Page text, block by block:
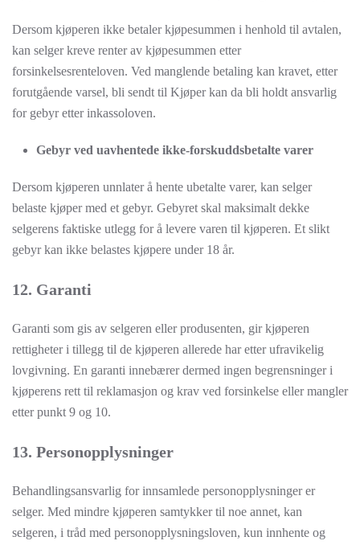
Dersom kjøperen ikke betaler kjøpesummen i henhold til avtalen,
kan selger kreve renter av kjøpesummen etter
forsinkelsesrenteloven. Ved manglende betaling kan kravet, etter
forutgående varsel, bli sendt til Kjøper kan da bli holdt ansvarlig
for gebyr etter inkassoloven.
Gebyr ved uavhentede ikke-forskuddsbetalte varer
Dersom kjøperen unnlater å hente ubetalte varer, kan selger
belaste kjøper med et gebyr. Gebyret skal maksimalt dekke
selgerens faktiske utlegg for å levere varen til kjøperen. Et slikt
gebyr kan ikke belastes kjøpere under 18 år.
12. Garanti
Garanti som gis av selgeren eller produsenten, gir kjøperen
rettigheter i tillegg til de kjøperen allerede har etter ufravikelig
lovgivning. En garanti innebærer dermed ingen begrensninger i
kjøperens rett til reklamasjon og krav ved forsinkelse eller mangler
etter punkt 9 og 10.
13. Personopplysninger
Behandlingsansvarlig for innsamlede personopplysninger er
selger. Med mindre kjøperen samtykker til noe annet, kan
selgeren, i tråd med personopplysningsloven, kun innhente og